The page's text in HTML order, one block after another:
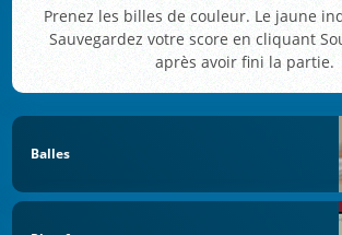
Prenez les billes de couleur. Le jaune
Sauvegardez votre score en cliquant
après avoir fini la partie.
Balles